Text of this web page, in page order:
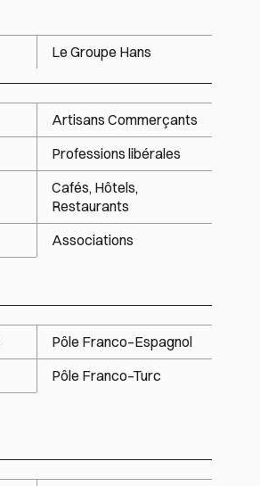
Le Groupe Hans
Artisans Commerçants
Professions libérales
Cafés, Hôtels,
Restaurants
Associations
Pôle Franco–Espagnol
Pôle Franco–Turc